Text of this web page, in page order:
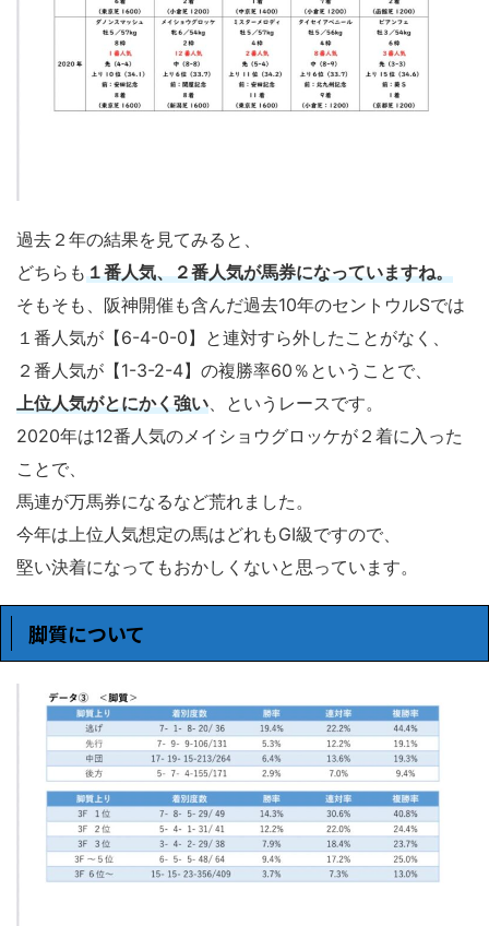
過去２年の結果を見てみると、
どちらも１番人気、２番人気が馬券になっていますね。
そもそも、阪神開催も含んだ過去10年のセントウルSでは
１番人気が【6-4-0-0】と連対すら外したことがなく、
２番人気が【1-3-2-4】の複勝率60％ということで、
上位人気がとにかく強い、というレースです。
2020年は12番人気のメイショウグロッケが２着に入った
ことで、
馬連が万馬券になるなど荒れました。
今年は上位人気想定の馬はどれもGⅠ級ですので、
堅い決着になってもおかしくないと思っています。
脚質について